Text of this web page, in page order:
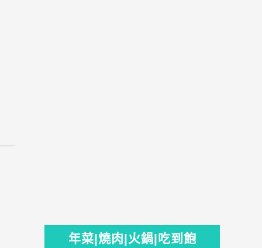
年菜|燒肉|火鍋|吃到飽